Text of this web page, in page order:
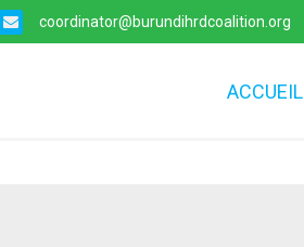
coordinator@burundihrdcoalition.org
ACCUEIL